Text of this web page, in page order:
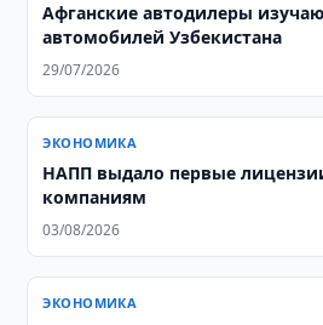
Афганские автодилеры
автомобилей Узбекистана
29/07/2026
ЭКОНОМИКА
НАПП выдало первые
компаниям
03/08/2026
ЭКОНОМИКА